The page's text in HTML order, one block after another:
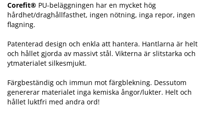
Corefit® PU-beläggningen har en mycket hög
hårdhet/draghållfasthet, ingen nötning, inga repor, ingen
flagning.
Patenterad design och enkla att hantera. Hantlarna är helt
och hållet gjorda av massivt stål. Vikterna är slitstarka och
ytmaterialet silkesmjukt.
Färgbeständig och immun mot färgblekning. Dessutom
genererar materialet inga kemiska ångor/lukter. Helt och
hållet luktfri med andra ord!